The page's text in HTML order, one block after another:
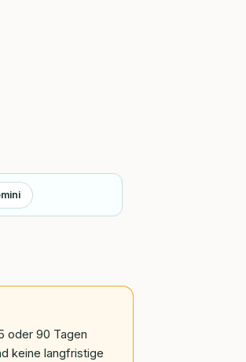
oder 90 Tagen
keine langfristige